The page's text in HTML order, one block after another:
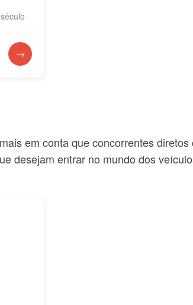
→
em conta que concorrentes
desejam entrar no mundo dos